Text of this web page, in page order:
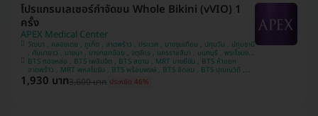
โปรแกรมเลเซอร์กำจัดขน Whole Bikini (vVIO) 1
ครั้ง
APEX Medical Center
วัฒนา , คลองเตย , ภูเก็ต , ลาดพร้าว , ประเวศ , บางขุนเทียน , ปทุมวัน , ปทุมธานี
, คันนายาว , บางนา , บางกอกน้อย , จตุจักร , นครราชสีมา , นนทบุรี , พระโขนง ,
บางรัก , ชลบุรี , ห้วยขวาง , เชียงใหม่ , พระนครศรีอยุธยา , สมุทรปราการ ,
ประจวบคีรีขันธ์ , บางคอแหลม , ยานนาวา , หลักสี่ , นครสวรรค์ , บางแค ,
BTS ทองหล่อ , BTS เพลินจิต , BTS สยาม , MRT บางยี่ขัน , BTS ห้าแยก
ลาดพร้าว , MRT พหลโยธิน , BTS พร้อมพงษ์ , BTS ชิดลม , BTS ปุณณวิถี ,
MRT สีลม , BTS ศาลาแดง , MRT พระราม 9 , MRT ลาดพร้าว 71 , MRT สาม
ย่าน , BTS นานา , MRT สุขุมวิท , BTS อโศก , BTS เจริญนคร , MRT สวนหลวง
1,930 บาท3,600 บาท ประหยัด 46%